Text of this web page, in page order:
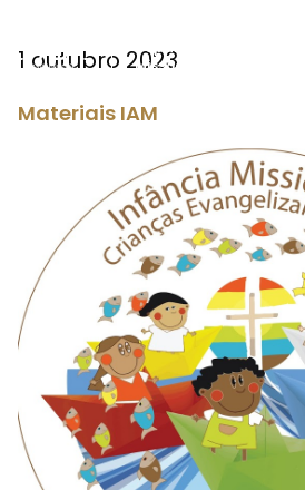
Departamento
Missões
1 outubro 2023
Materiais IAM